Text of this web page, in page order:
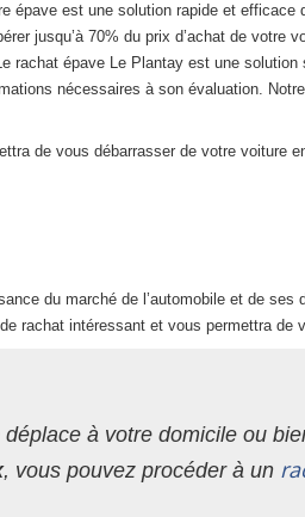
épave est une solution rapide et
jusqu’à 70% du prix d’achat de votre
rachat épave Le Plantay est une
nécessaires à son évaluation.
de vous débarrasser de votre voiture
du marché de l’automobile et de
rachat intéressant et vous permettra
à votre domicile ou
, vous pouvez procéder à un